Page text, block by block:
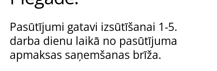
Pasūtījumi gatavi izsūtīšanai 1-5.
darba dienu laikā no pasūtījuma
apmaksas saņemšanas brīža.